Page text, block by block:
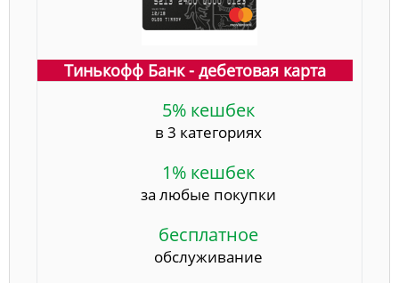
Тинькофф Банк - дебетовая карта
5% кешбек
в 3 категориях
1% кешбек
за любые покупки
бесплатное
обслуживание